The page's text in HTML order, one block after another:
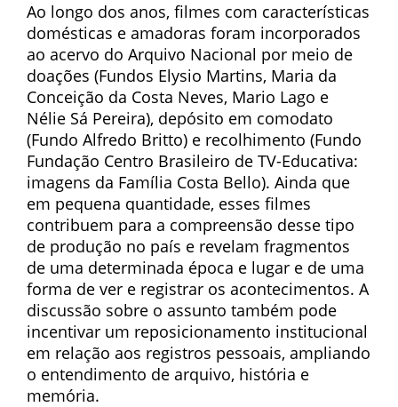
Ao longo dos anos, filmes com características
domésticas e amadoras foram incorporados
ao acervo do Arquivo Nacional por meio de
doações (Fundos Elysio Martins, Maria da
Conceição da Costa Neves, Mario Lago e
Nélie Sá Pereira), depósito em comodato
(Fundo Alfredo Britto) e recolhimento (Fundo
Fundação Centro Brasileiro de TV-Educativa:
imagens da Família Costa Bello). Ainda que
em pequena quantidade, esses filmes
contribuem para a compreensão desse tipo
de produção no país e revelam fragmentos
de uma determinada época e lugar e de uma
forma de ver e registrar os acontecimentos. A
discussão sobre o assunto também pode
incentivar um reposicionamento institucional
em relação aos registros pessoais, ampliando
o entendimento de arquivo, história e
memória.